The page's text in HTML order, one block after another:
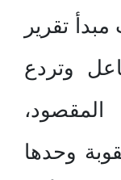
تقرير
وتردع
وحدها